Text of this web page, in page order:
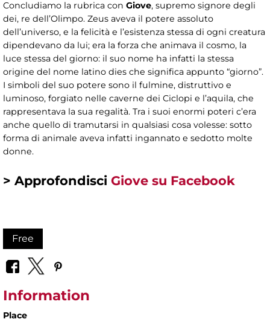
Concludiamo la rubrica con Giove, supremo signore degli
dei, re dell’Olimpo. Zeus aveva il potere assoluto
dell’universo, e la felicità e l’esistenza stessa di ogni creatura
dipendevano da lui; era la forza che animava il cosmo, la
luce stessa del giorno: il suo nome ha infatti la stessa
origine del nome latino dies che significa appunto “giorno”.
I simboli del suo potere sono il fulmine, distruttivo e
luminoso, forgiato nelle caverne dei Ciclopi e l’aquila, che
rappresentava la sua regalità. Tra i suoi enormi poteri c’era
anche quello di tramutarsi in qualsiasi cosa volesse: sotto
forma di animale aveva infatti ingannato e sedotto molte
donne.
> Approfondisci Giove su Facebook
Free
Information
Place